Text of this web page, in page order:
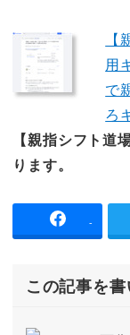
用
で
ろ
【親指シフト
ります。
-
この記事を書